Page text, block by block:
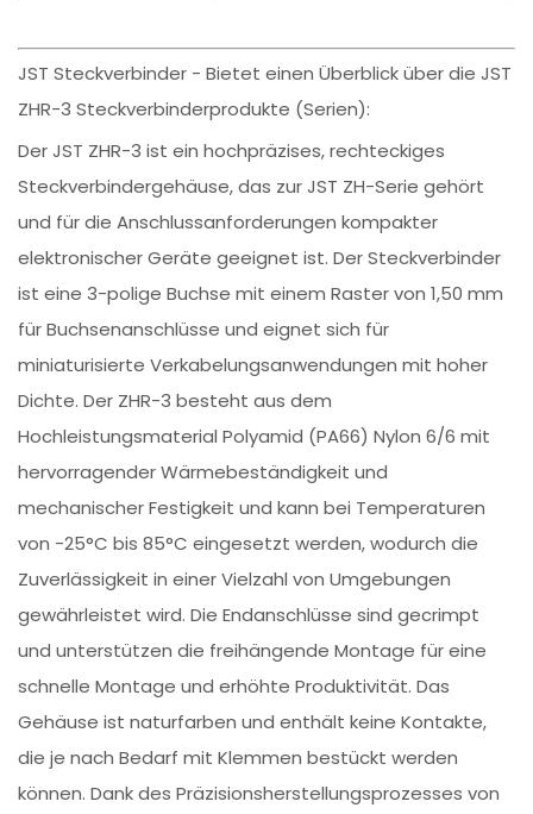
JST Steckverbinder - Bietet einen Überblick über die JST
ZHR-3 Steckverbinderprodukte (Serien):
Der JST ZHR-3 ist ein hochpräzises, rechteckiges
Steckverbindergehäuse, das zur JST ZH-Serie gehört
und für die Anschlussanforderungen kompakter
elektronischer Geräte geeignet ist. Der Steckverbinder
ist eine 3-polige Buchse mit einem Raster von 1,50 mm
für Buchsenanschlüsse und eignet sich für
miniaturisierte Verkabelungsanwendungen mit hoher
Dichte. Der ZHR-3 besteht aus dem
Hochleistungsmaterial Polyamid (PA66) Nylon 6/6 mit
hervorragender Wärmebeständigkeit und
mechanischer Festigkeit und kann bei Temperaturen
von -25°C bis 85°C eingesetzt werden, wodurch die
Zuverlässigkeit in einer Vielzahl von Umgebungen
gewährleistet wird. Die Endanschlüsse sind gecrimpt
und unterstützen die freihängende Montage für eine
schnelle Montage und erhöhte Produktivität. Das
Gehäuse ist naturfarben und enthält keine Kontakte,
die je nach Bedarf mit Klemmen bestückt werden
können. Dank des Präzisionsherstellungsprozesses von